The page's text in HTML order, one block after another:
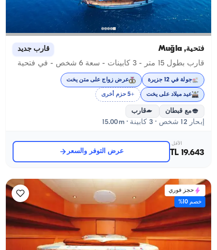
فتحية, Muğla قارب جديد
قارب بطول 15 متر - 3 كابينات - سعة 6 شخص - في فتحية
جولة في 12 جزيرة عرض زواج على متن يخت
عيد ميلاد على يخت +5 حزم أخرى
مع قبطان قارب
إبحار 12 شخص · 3 كابينة · 15.00m
الأقل
19.643 TL عرض التوفر والسعر
حجز فوري
خصم 10%